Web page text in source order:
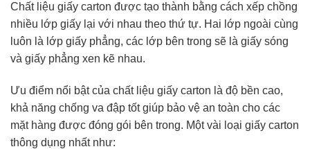
Chất liệu giấy carton được tạo thành bằng cách xếp chồng
nhiều lớp giấy lại với nhau theo thứ tự. Hai lớp ngoài cùng
luôn là lớp giấy phẳng, các lớp bên trong sẽ là giấy sóng
và giấy phẳng xen kẽ nhau.
Ưu điểm nổi bật của chất liệu giấy carton là độ bền cao,
khả năng chống va đập tốt giúp bảo vệ an toàn cho các
mặt hàng được đóng gói bên trong. Một vài loại giấy carton
thông dụng nhất như: